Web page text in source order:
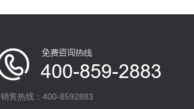
销售热线：400-8592883